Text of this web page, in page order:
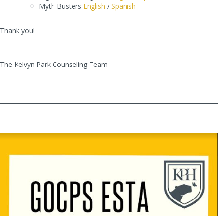
Myth Busters English / Spanish
Thank you!
The Kelvyn Park Counseling Team